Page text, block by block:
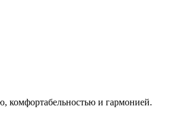
комфортабельностью и гармонией.